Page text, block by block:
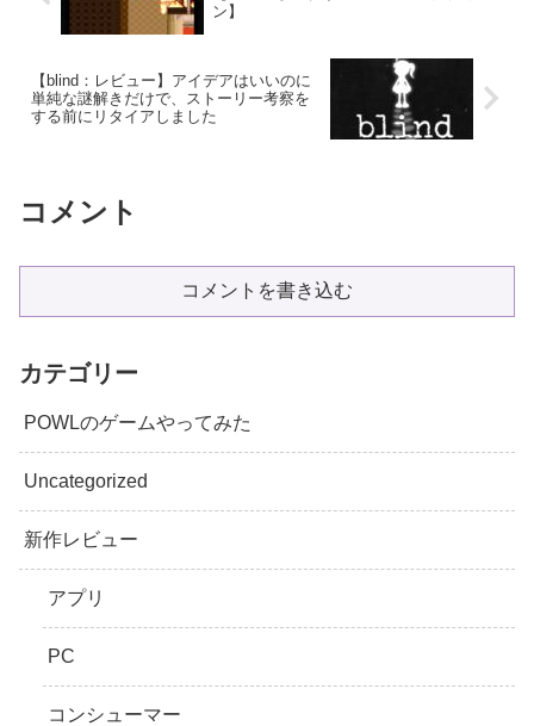
ン】
【blind：レビュー】アイデアはいいのに
単純な謎解きだけで、ストーリー考察を
する前にリタイアしました
コメント
コメントを書き込む
カテゴリー
POWLのゲームやってみた
Uncategorized
新作レビュー
アプリ
PC
コンシューマー